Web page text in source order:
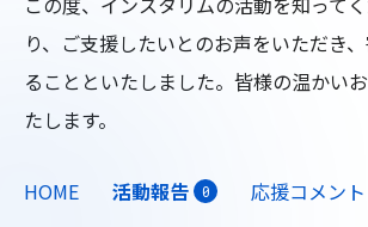
り、ご支援したいとのお声をいただき
ることといたしました。皆様の温かい
たします。
HOME 活動報告 0 応援コメント